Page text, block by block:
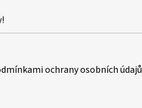
ochrany osobních údajů